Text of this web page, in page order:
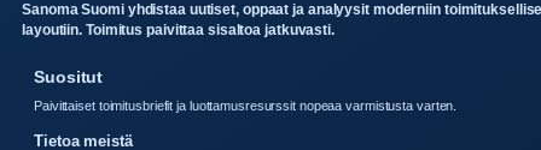
Sanoma Suomi yhdistaa uutiset, oppaat ja analyysit moderniin
layoutiin. Toimitus paivittaa sisaltoa jatkuvasti.
Suositut
Paivittaiset toimitusbriefit ja luottamusresurssit nopeaa varmistusta varten.
Tietoa meistä